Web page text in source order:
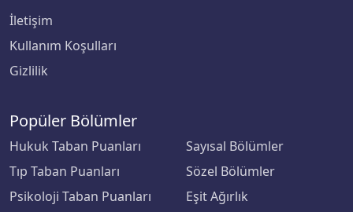
Şırnak Üniversitesi
TED Üniversitesi
Tiran New York Üniversitesi
İletişim
Kullanım Koşulları
Gizlilik
Popüler Bölümler
Hukuk Taban Puanları
Tıp Taban Puanları
Psikoloji Taban Puanları
Sayısal Bölümler
Sözel Bölümler
Eşit Ağırlık